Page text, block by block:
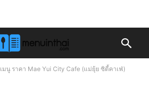
เมนู ราคา Mae Yui City Cafe (แม่ยุ้ย ซิตี้คาเฟ่)